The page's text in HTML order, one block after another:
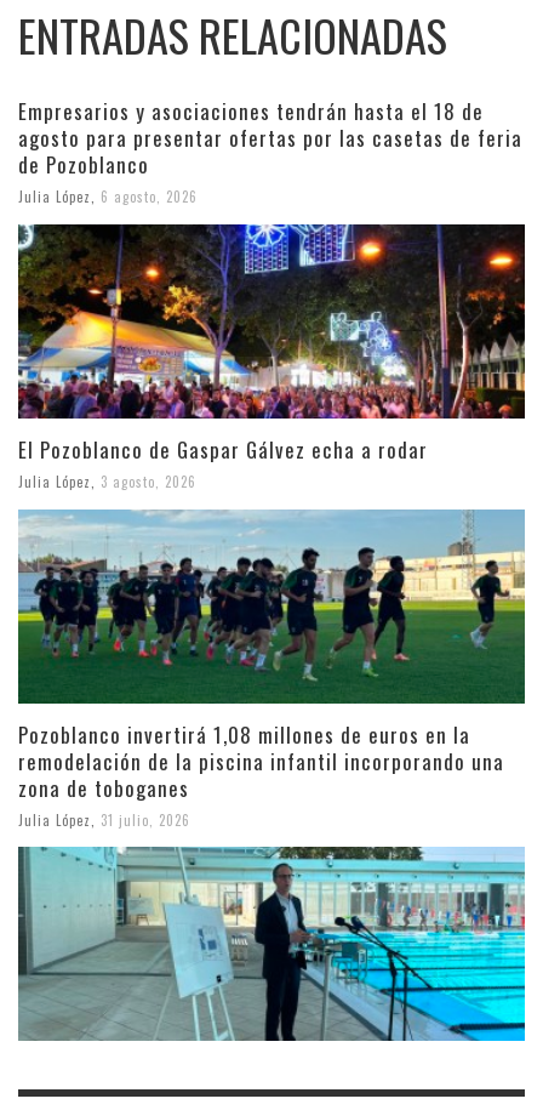
ENTRADAS RELACIONADAS
Empresarios y asociaciones tendrán hasta el 18 de
agosto para presentar ofertas por las casetas de feria
de Pozoblanco
Julia López 6 agosto, 2026
El Pozoblanco de Gaspar Gálvez echa a rodar
Julia López 3 agosto, 2026
Pozoblanco invertirá 1,08 millones de euros en la
remodelación de la piscina infantil incorporando una
zona de toboganes
Julia López 31 julio, 2026